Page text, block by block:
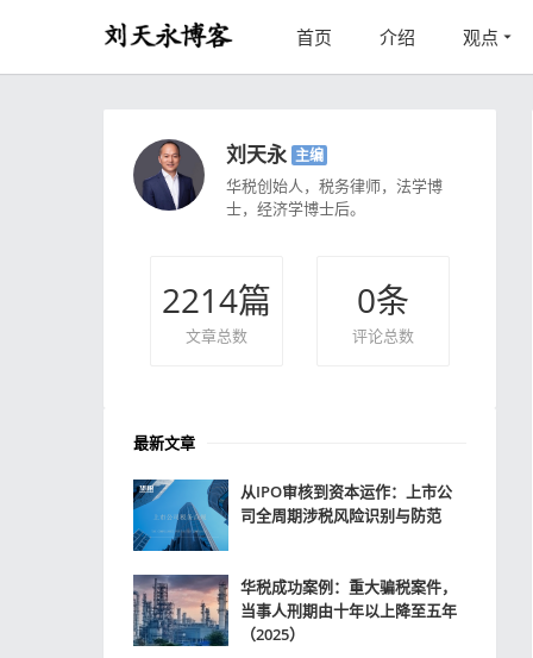
首页 介绍 观点
刘天永 主编
华税创始人，税务律师，法学博
士，经济学博士后。
2214篇
文章总数
0条
评论总数
最新文章
从IPO审核到资本运作：上市公
司全周期涉税风险识别与防范
华税成功案例：重大骗税案件，
当事人刑期由十年以上降至五年
（2025）